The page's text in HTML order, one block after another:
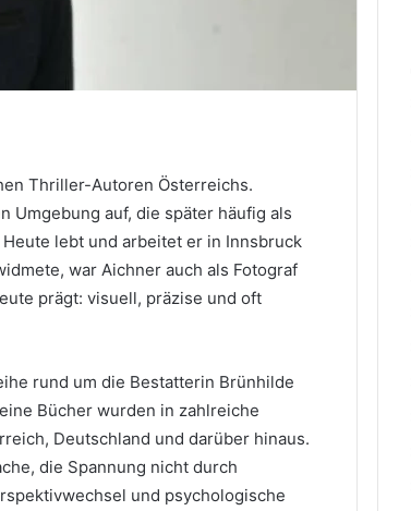
Thriller-Autoren Österreichs.
Umgebung auf, die später häufig als
lebt und arbeitet er in Innsbruck
war Aichner auch als Fotograf
prägt: visuell, präzise und oft
rund um die Bestatterin Brünhilde
Bücher wurden in zahlreiche
Deutschland und darüber hinaus.
die Spannung nicht durch
und psychologische